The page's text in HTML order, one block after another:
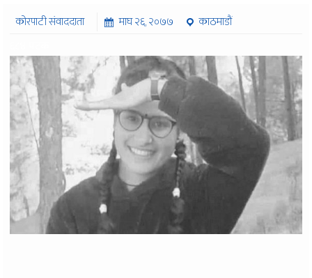
कोरपाटी संवाददाता माघ २६, २०७७
काठमाडौं